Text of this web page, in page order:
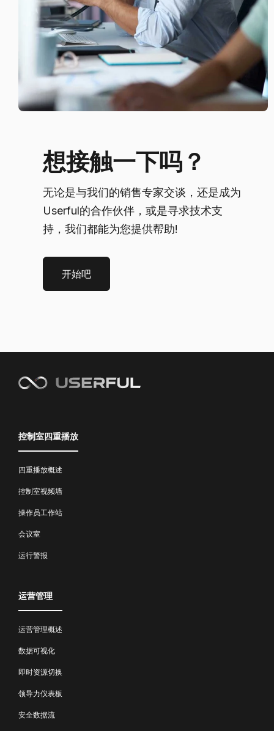
想接触一下吗？
无论是与我们的销售专家交谈，还是成为
Userful的合作伙伴，或是寻求技术支
持，我们都能为您提供帮助!
开始吧
控制室四重播放
四重播放概述
控制室视频墙
操作员工作站
会议室
运行警报
运营管理
运营管理概述
数据可视化
即时资源切换
领导力仪表板
安全数据流